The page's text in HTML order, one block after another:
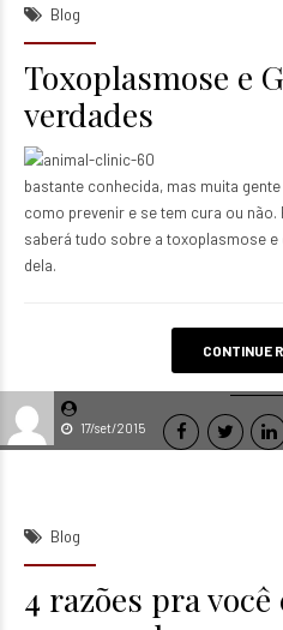
17/set/2015
Blog
Toxoplasmose e
verdades
bastante conhecida, mas muita
como prevenir e se tem cura ou
saberá tudo sobre a toxoplasmose
dela.
CONTINUE
Blog
4 razões pra